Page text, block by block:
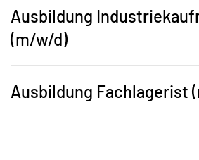
Ausbildung
(m/w/d)
Ausbildung Fachlagerist